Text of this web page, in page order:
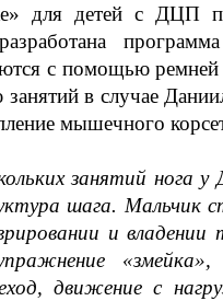
для детей с ДЦП
с помощью ремней
в случае
мышечного
занятий нога
шага. Мальчик
и владении
«змейка»,
движение с